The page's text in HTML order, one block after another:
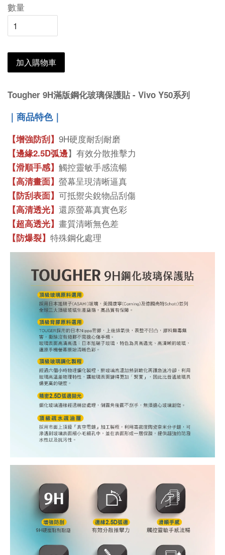
數量
加入購物車
Tougher 9H滿版鋼化玻璃保護貼 - Vivo Y50系列
｜商品特色｜
【增強防刮】 9H硬度耐刮耐磨
【邊緣2.5D弧邊】有效分散推擊力
【滑順手感】 觸控靈敏手感流暢
【高清畫面】 螢幕呈現清晰逼真
【防刮表面】 可抵禦尖銳物品刮傷
【高清透光】 還原螢幕真實色彩
【超高透光】 畫質清晰無色差
【防爆裂】 特殊鋼化處理